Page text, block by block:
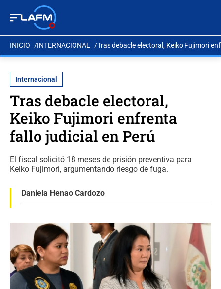
INICIO INTERNACIONAL Tras debacle electoral, Keiko Fujimori
Internacional
Tras debacle electoral,
Keiko Fujimori enfrenta
fallo judicial en Perú
El fiscal solicitó 18 meses de prisión preventiva para
Keiko Fujimori, argumentando riesgo de fuga.
Daniela Henao Cardozo